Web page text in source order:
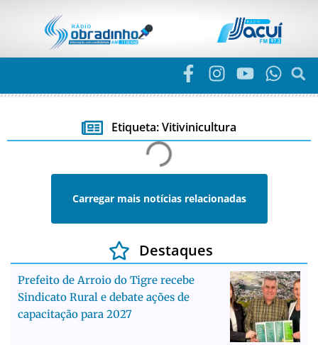
Etiqueta: Vitivinicultura
Carregar mais notícias relacionadas
Destaques
Prefeito de Arroio do Tigre recebe
Sindicato Rural e debate ações de
capacitação para 2027